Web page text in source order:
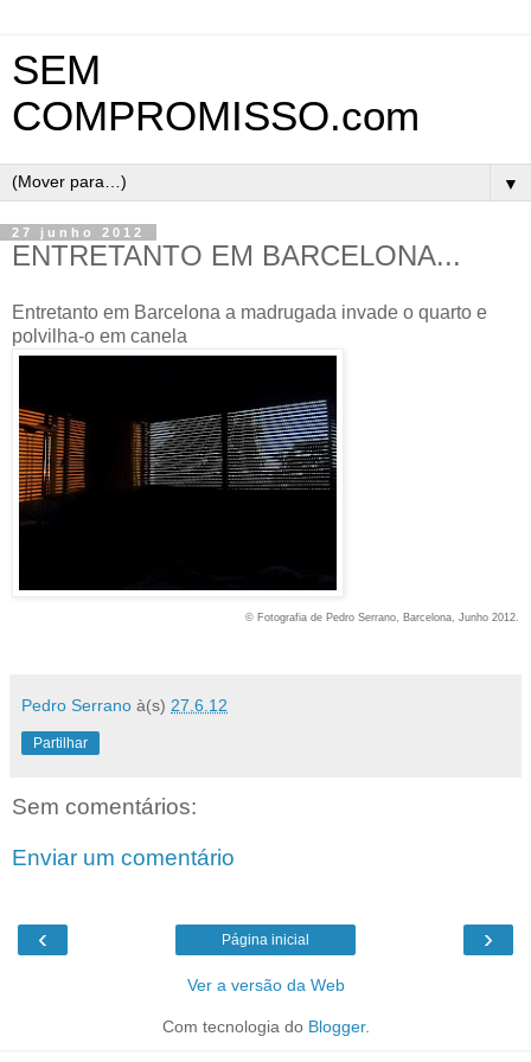
SEM
COMPROMISSO.com
▼
27 junho 2012
ENTRETANTO EM BARCELONA...
Entretanto em Barcelona a madrugada invade o quarto e
polvilha-o em canela
© Fotografia de Pedro Serrano, Barcelona, Junho 2012.
Pedro Serrano à(s) 27.6.12
Partilhar
Sem comentários:
Enviar um comentário
‹ ›
Página inicial
Ver a versão da Web
Com tecnologia do Blogger.